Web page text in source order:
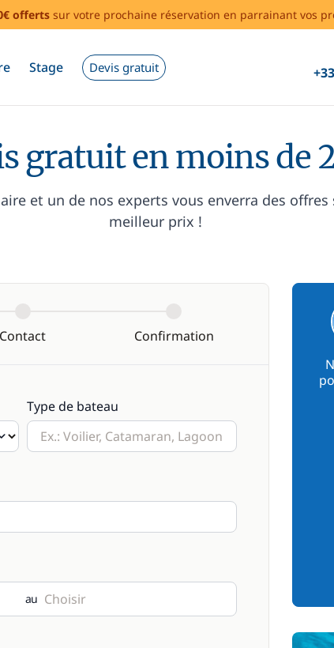
offerts sur votre prochaine réservation en parrainant vos
Stage Devis gratuit
gratuit en moins de
et un de nos experts vous enverra des offres
meilleur prix !
Contact Confirmation
Type de bateau
au